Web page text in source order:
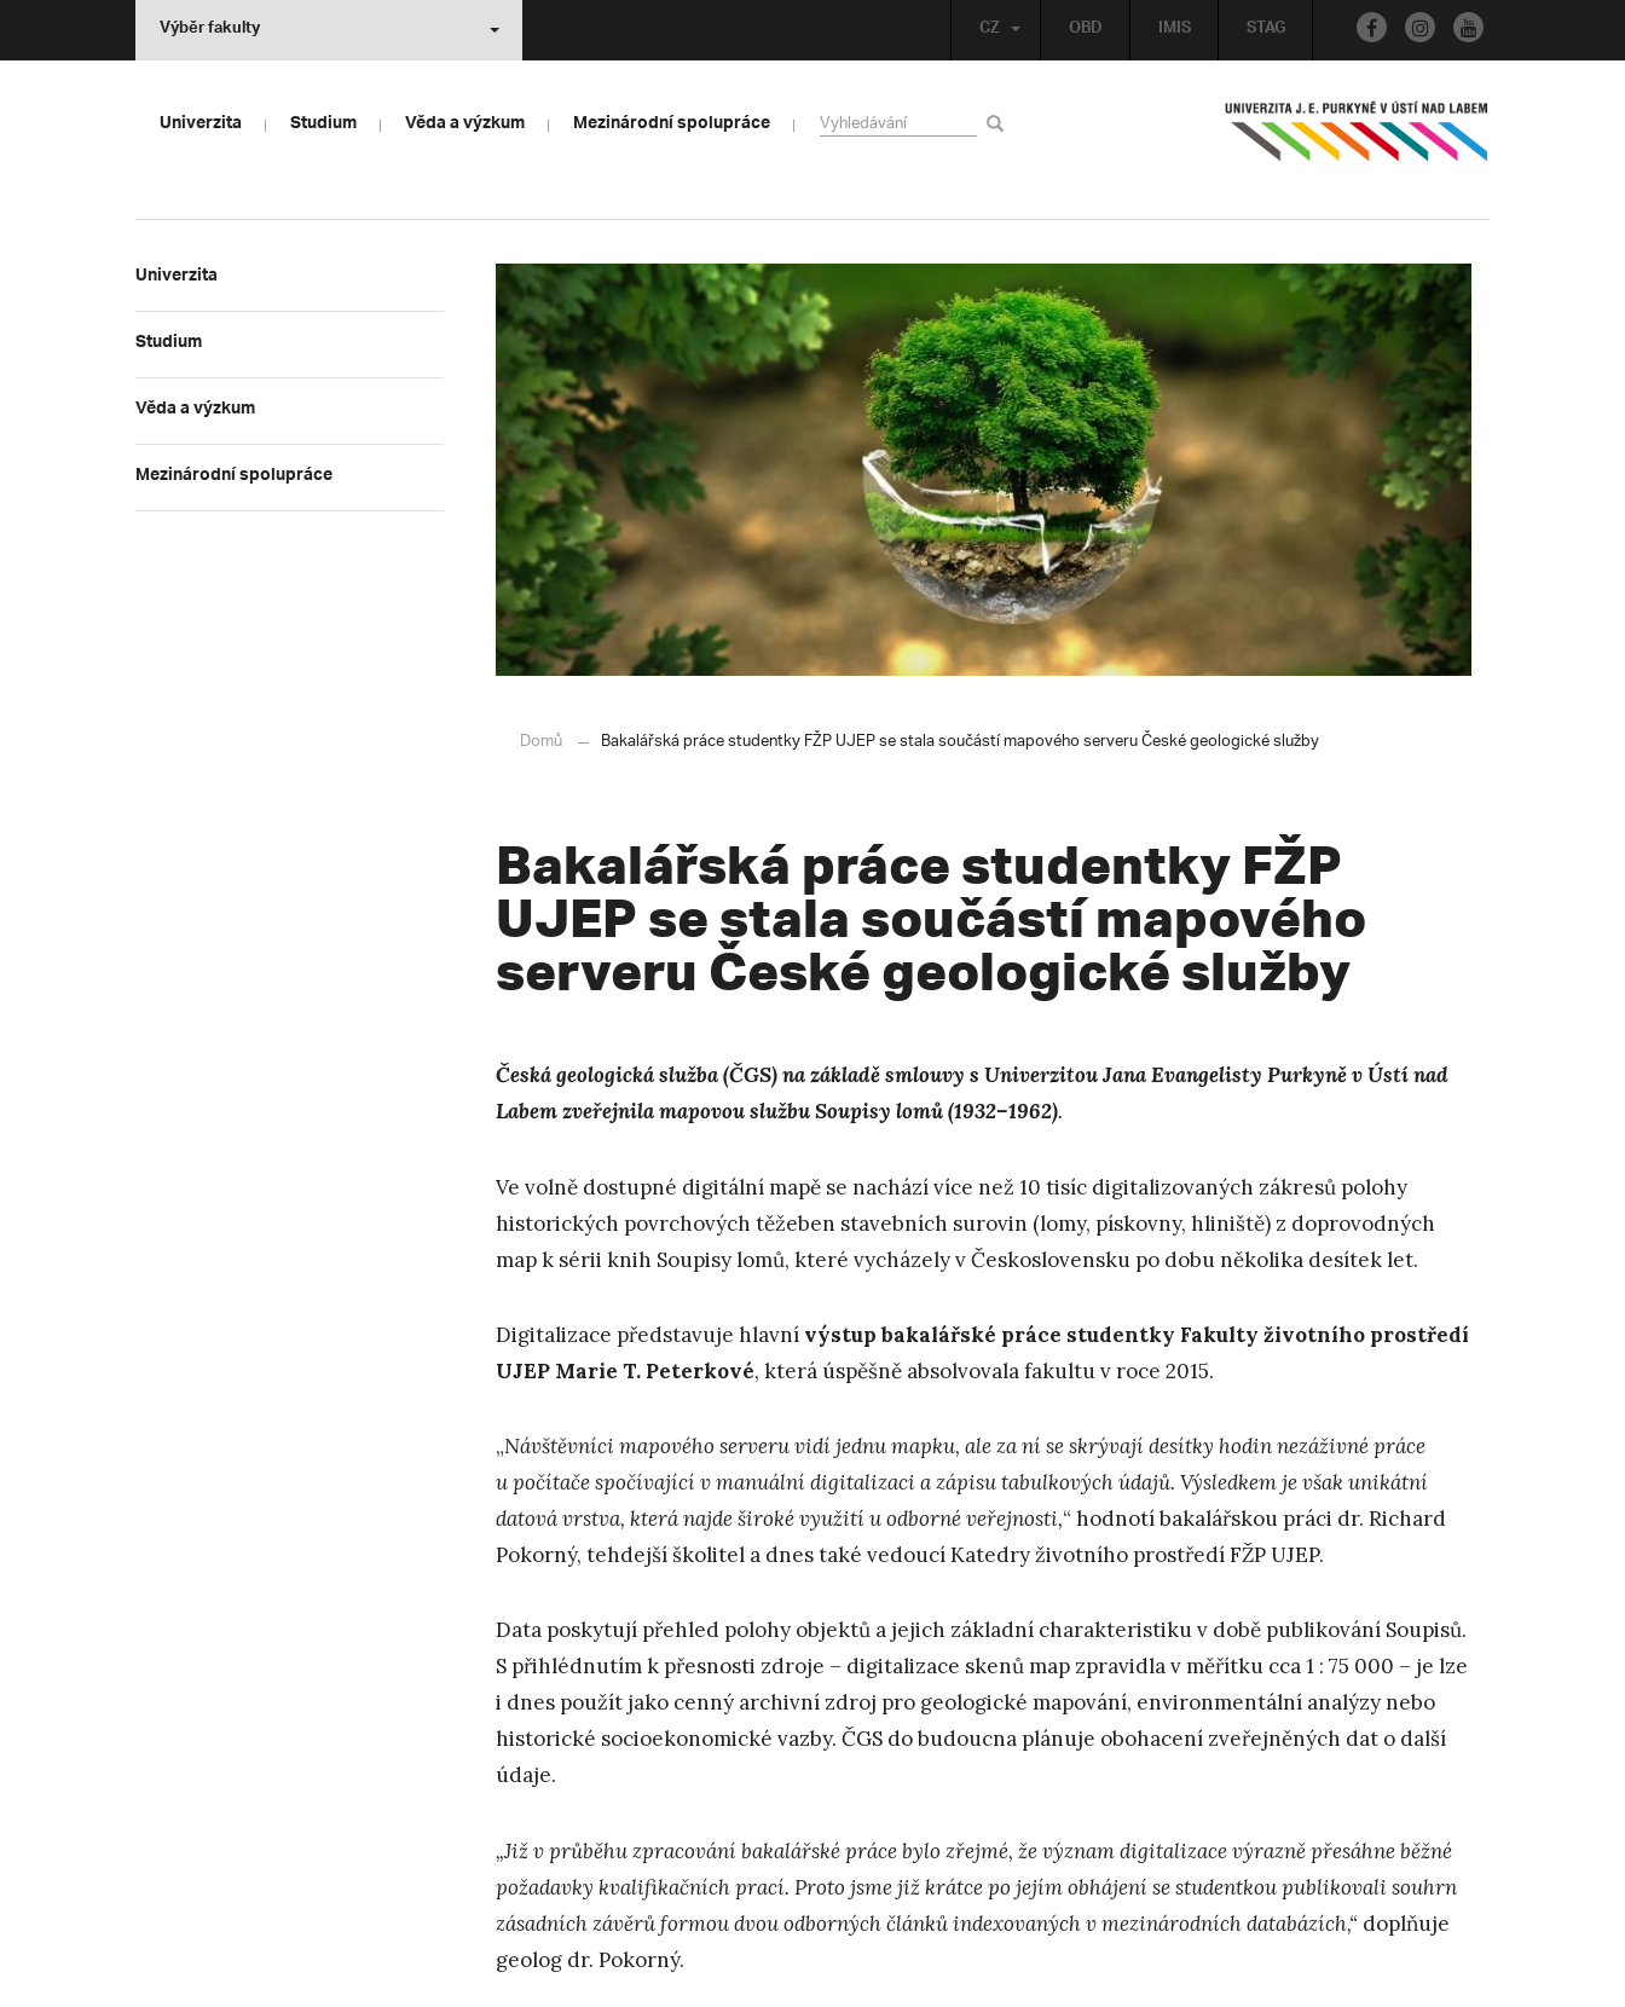
OBD IMIS STAG
CZ
Výběr fakulty
Univerzita Studium Věda a výzkum Mezinárodní spolupráce
Univerzita
Studium
Věda a výzkum
Mezinárodní spolupráce
Domů Bakalářská práce studentky FŽP UJEP se stala součástí mapového serveru České geologické služby
Bakalářská práce studentky FŽP
UJEP se stala součástí mapového
serveru České geologické služby
Česká geologická služba (ČGS) na základě smlouvy s Univerzitou Jana Evangelisty Purkyně v Ústí nad
Labem zveřejnila mapovou službuSoupisy lomů (1932–1962).
Ve volně dostupné digitální mapě se nachází více než 10 tisíc digitalizovaných zákresů polohy
historických povrchových těžeben stavebních surovin (lomy, pískovny, hliniště) z doprovodných
map k sérii knih Soupisy lomů, které vycházely v Československu po dobu několika desítek let.
Digitalizace představuje hlavní výstup bakalářské práce studentky Fakulty životního prostředí
UJEP Marie T. Peterkové, která úspěšně absolvovala fakultu v roce 2015.
„Návštěvníci mapového serveru vidí jednu mapku, ale za ní se skrývají desítky hodin nezáživné práce
u počítače spočívající v manuální digitalizaci a zápisu tabulkových údajů. Výsledkem je však unikátní
datová vrstva, která najde široké využití u odborné veřejnosti,“ hodnotí bakalářskou práci dr. Richard
Pokorný, tehdejší školitel a dnes také vedoucí Katedry životního prostředí FŽP UJEP.
Data poskytují přehled polohy objektů a jejich základní charakteristiku v době publikování Soupisů.
S přihlédnutím k přesnosti zdroje – digitalizace skenů map zpravidla v měřítku cca 1 : 75 000 – je lze
i dnes použít jako cenný archivní zdroj pro geologické mapování, environmentální analýzy nebo
historické socioekonomické vazby. ČGS do budoucna plánuje obohacení zveřejněných dat o další
údaje.
„Již v průběhu zpracování bakalářské práce bylo zřejmé, že význam digitalizace výrazně přesáhne běžné
požadavky kvalifikačních prací. Proto jsme již krátce po jejím obhájení se studentkou publikovali souhrn
zásadních závěrů formou dvou odborných článků indexovaných v mezinárodních databázích,“ doplňuje
geolog dr. Pokorný.